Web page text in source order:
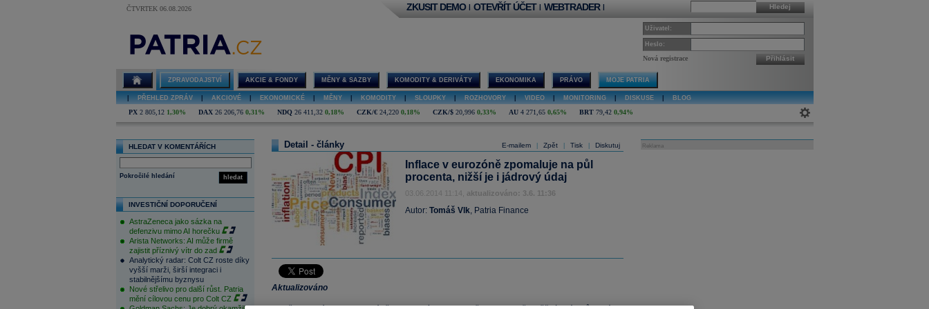
ČTVRTEK 06.08.2026 Hledej
ZKUSIT DEMO | OTEVŘÍT ÚČET | WEBTRADER |
Uživatel:
Heslo:
Nová registrace Přihlásit
ZPRAVODAJSTVÍ AKCIE & FONDY MĚNY & SAZBY KOMODITY & DERIVÁTY EKONOMIKA PRÁVO MOJE PATRIA
PŘEHLED ZPRÁV AKCIOVÉ EKONOMICKÉ MĚNY KOMODITY SLOUPKY ROZHOVORY VIDEO MONITORING DISKUSE BLOG
PX 2 805,12 1,30% DAX 26 206,76 0,31% NDQ 26 411,32 0,18% CZK/€ 24,220 0,18% CZK/$ 20,996 0,33% AU 4 271,65 0,65% BRT 79,42 0,94%
HLEDAT V KOMENTÁŘÍCH
hledat
Pokročilé hledání
INVESTIČNÍ DOPORUČENÍ
AstraZeneca jako sázka na
defenzivu mimo AI horečku
Arista Networks: AI může firmě
zajistit příznivý vítr do zad
Analytický radar: Colt CZ roste díky
vyšší marži, širší integraci i
stabilnějšímu byznysu
Nové střelivo pro další růst. Patria
mění cílovou cenu pro Colt CZ
E-mailem Zpět Tisk Diskutuj
Detail - články
Inflace v eurozóně zpomaluje na půl
procenta, nižší je i jádrový údaj
03.06.2014 11:14, aktualizováno: 3.6. 11:36
Autor: Tomáš Vlk, Patria Finance
Aktualizováno
Reklama